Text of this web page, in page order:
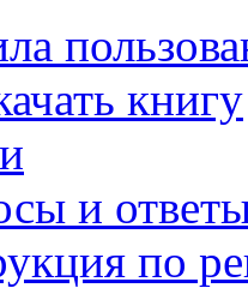
книгу
и
по